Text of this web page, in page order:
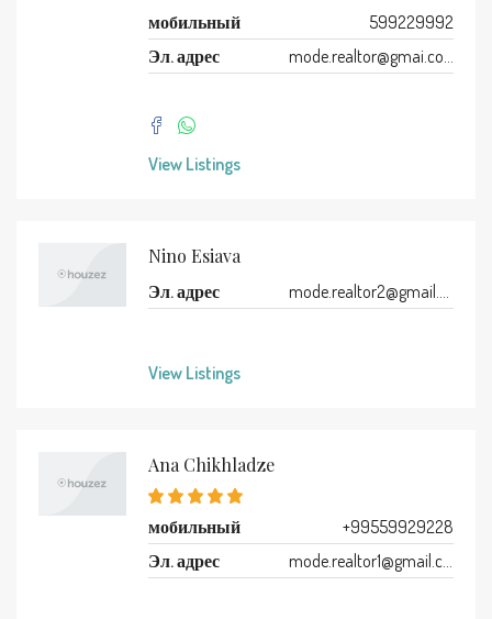
мобильный
599229992
Эл. адрес
mode.realtor@gmai.com
View Listings
Nino Esiava
Эл. адрес mode.realtor2@gmail.com
View Listings
Ana Chikhladze
мобильный
+99559929228
Эл. адрес
mode.realtor1@gmail.com